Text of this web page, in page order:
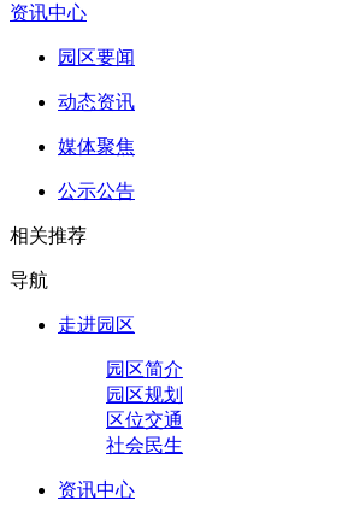
资讯中心
园区要闻
动态资讯
媒体聚焦
公示公告
相关推荐
导航
走进园区
园区简介
园区规划
区位交通
社会民生
资讯中心